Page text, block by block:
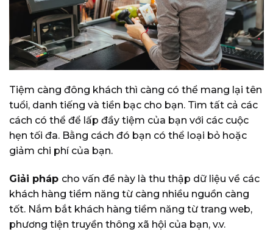
Tiệm càng đông khách thì càng có thể mang lại tên
tuổi, danh tiếng và tiền bạc cho bạn. Tìm tất cả các
cách có thể để lấp đầy tiệm của bạn với các cuộc
hẹn tối đa. Bằng cách đó bạn có thể loại bỏ hoặc
giảm chi phí của bạn.
Giải pháp cho vấn đề này là thu thập dữ liệu về các
khách hàng tiềm năng từ càng nhiều nguồn càng
tốt. Nắm bắt khách hàng tiềm năng từ trang web,
phương tiện truyền thông xã hội của bạn, v.v.